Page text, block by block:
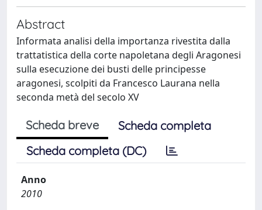
Abstract
Informata analisi della importanza rivestita dalla
trattatistica della corte napoletana degli Aragonesi
sulla esecuzione dei busti delle principesse
aragonesi, scolpiti da Francesco Laurana nella
seconda metà del secolo XV
Scheda breve
Scheda completa
Scheda completa (DC)
Anno
2010